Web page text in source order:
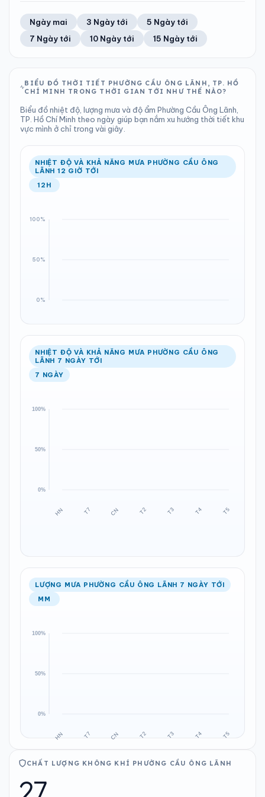
22°C 100%
Khả năng mưa
2.9 mm
Tổng cả ngày
1009 hPa
Bình thường
12
Chỉ số UV
Tốt
Ước lượng
22°C
Ổn định
67%
Khả năng mưa
Trung bình ngày Tốc độ gió
TIA UV TẦM NHÌN
LƯỢNG MƯA
0.3 mm
Tổng cả ngày
ÁP SUẤT
1010 hPa
Bình thường
Ổn định Khả năng mưa
Ngày mai 3 Ngày tới
5 Ngày tới
7 Ngày tới
10 Ngày tới 15 Ngày tới
BIỂU ĐỒ THỜI TIẾT PHƯỜNG CẦU ÔNG LÃNH, TP. HỒ
CHÍ MINH TRONG THỜI GIAN TỚI NHƯ THẾ NÀO?
Biểu đồ nhiệt độ, lượng mưa và độ ẩm Phường Cầu Ông Lãnh,
TP. Hồ Chí Minh theo ngày giúp bạn nắm xu hướng thời tiết khu
vực mình ở chỉ trong vài giây.
NHIỆT ĐỘ VÀ KHẢ NĂNG MƯA PHƯỜNG CẦU ÔNG
LÃNH 12 GIỜ TỚI
12H
NHIỆT ĐỘ VÀ KHẢ NĂNG MƯA PHƯỜNG CẦU ÔNG
LÃNH 7 NGÀY TỚI
7 NGÀY
LƯỢNG MƯA PHƯỜNG CẦU ÔNG LÃNH 7 NGÀY TỚI
MM
CHẤT LƯỢNG KHÔNG KHÍ PHƯỜNG CẦU ÔNG LÃNH